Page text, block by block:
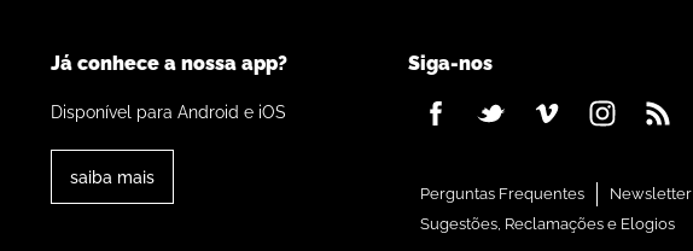
Já conhece a nossa app?
Disponível para Android e iOS
saiba mais
Siga-nos
Perguntas Frequentes
Newsletter
Sugestões, Reclamações e Elogios